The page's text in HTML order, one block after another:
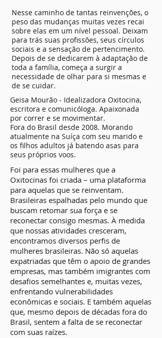
Nesse caminho de tantas reinvenções, o
peso das mudanças muitas vezes recai
sobre elas em um nível pessoal. Deixam
para trás suas profissões, seus círculos
sociais e a sensação de pertencimento.
Depois de se dedicarem à adaptação de
toda a família, começa a surgir a
necessidade de olhar para si mesmas e
de se cuidar.
Geisa Mourão - Idealizadora Oxitocina,
escritora e comunicóloga. Apaixonada
por correr e se movimentar.
Fora do Brasil desde 2008. Morando
atualmente na Suíça com seu marido e
os filhos adultos já batendo asas para
seus próprios voos.
Foi para essas mulheres que a
Oxitocinas foi criada – uma plataforma
para aquelas que se reinventam.
Brasileiras espalhadas pelo mundo que
buscam retomar sua força e se
reconectar consigo mesmas. À medida
que nossas atividades cresceram,
encontramos diversos perfis de
mulheres brasileiras. Não só aquelas
expatriadas que têm o apoio de grandes
empresas, mas também imigrantes com
desafios semelhantes e, muitas vezes,
enfrentando vulnerabilidades
econômicas e sociais. E também aquelas
que, mesmo depois de décadas fora do
Brasil, sentem a falta de se reconectar
com suas raízes.